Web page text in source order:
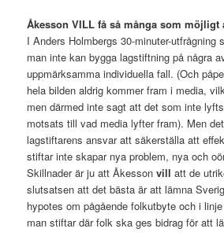
Åkesson VILL få så många som möjligt
I Anders Holmbergs 30-minuter-
man inte kan bygga lagstiftning på några
uppmärksamma individuella fall. (Och
hela bilden aldrig kommer fram i media,
men därmed inte sagt att det som inte
motsats till vad media lyfter fram). Men
lagstiftarens ansvar att säkerställa att
stiftar inte skapar nya problem, nya och
Skillnader är ju att Åkessonvillatt de
slutsatsen att det bästa är att lämna
hypotes om pågående folkutbyte och i
man stiftar där folk ska ges bidrag för att